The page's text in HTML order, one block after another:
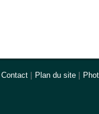
Contact Plan du site